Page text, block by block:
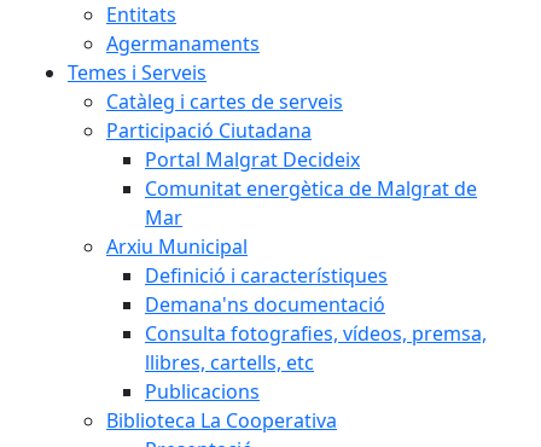
Entitats
Agermanaments
Temes i Serveis
Catàleg i cartes de serveis
Participació Ciutadana
Portal Malgrat Decideix
Comunitat energètica de Malgrat de
Mar
Arxiu Municipal
Definició i característiques
Demana'ns documentació
Consulta fotografies, vídeos, premsa,
llibres, cartells, etc
Publicacions
Biblioteca La Cooperativa